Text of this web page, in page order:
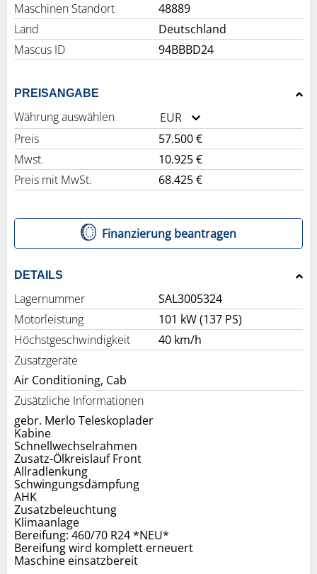
Maschinen Standort
48889
Land
Deutschland
Mascus ID
94BBBD24
PREISANGABE
Währung auswählen
EUR
Preis
57.500 €
Mwst.
10.925 €
Preis mit MwSt.
68.425 €
Finanzierung beantragen
DETAILS
Lagernummer
SAL3005324
Motorleistung
101 kW (137 PS)
Höchstgeschwindigkeit
40 km/h
Zusatzgeräte
Air Conditioning, Cab
Zusätzliche Informationen
gebr. Merlo Teleskoplader
Kabine
Schnellwechselrahmen
Zusatz-Ölkreislauf Front
Allradlenkung
Schwingungsdämpfung
AHK
Zusatzbeleuchtung
Klimaanlage
Bereifung: 460/70 R24 *NEU*
Bereifung wird komplett erneuert
Maschine einsatzbereit